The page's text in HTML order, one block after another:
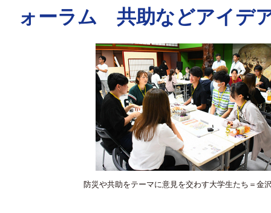
ォーラム 共助などアイデ
防災や共助をテーマに意見を交わす大学生たち＝金